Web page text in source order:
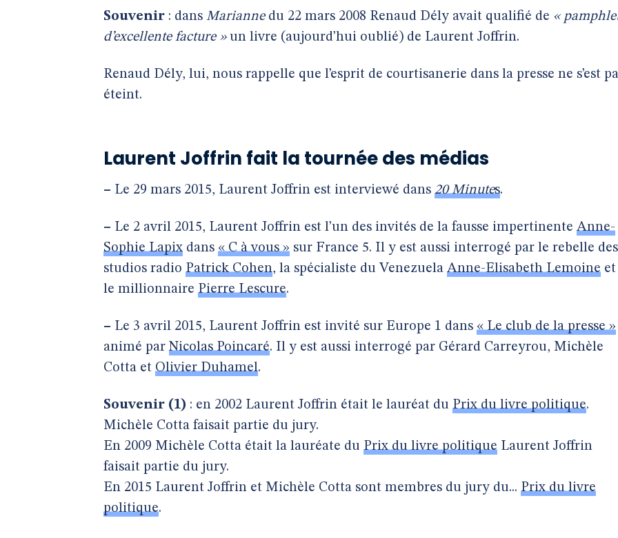
Souvenir : dans Mariannedu 22 mars 2008 Renaud Dély avait qualifié de «
d’excellente facture »un livre (aujourd’hui oublié) de Laurent Joffrin.
Renaud Dély, lui, nous rappelle que l’esprit de courtisanerie dans la presse ne s’est
éteint.
Laurent Joffrin fait la tournée des médias
– Le 29 mars 2015, Laurent Joffrin est interviewé dans 20 Minutes.
– Le 2 avril 2015, Laurent Joffrin est l’un des invités de la fausse impertinente Anne-
Sophie Lapix dans « C à vous » sur France 5. Il y est aussi interrogé par le rebelle des
studios radio Patrick Cohen, la spécialiste du Venezuela Anne-Elisabeth Lemoine et
le millionnaire Pierre Lescure.
– Le 3 avril 2015, Laurent Joffrin est invité sur Europe 1 dans « Le club de la presse »
animé par Nicolas Poincaré. Il y est aussi interrogé par Gérard Carreyrou, Michèle
Cotta et Olivier Duhamel.
Souvenir (1) : en 2002 Laurent Joffrin était le lauréat du Prix du livre politique.
Michèle Cotta faisait partie du jury.
En 2009 Michèle Cotta était la lauréate du Prix du livre politique Laurent Joffrin
faisait partie du jury.
En 2015 Laurent Joffrin et Michèle Cotta sont membres du jury du... Prix du livre
politique.